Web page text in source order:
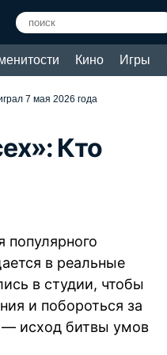
Кино Игры
7 мая 2026 года
Кто
популярного
в реальные
в студии, чтобы
и побороться за
— исход битвы умов